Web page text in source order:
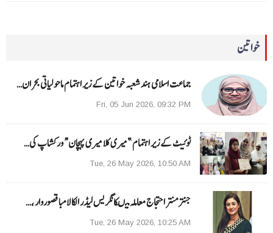
خواتین
جماعت اسلامی ہند شعبہ خواتین کے زیر اہتمام ماحولیاتی بحران…
Fri, 05 Jun 2026, 09:32 PM
ٹوئیٹ کے زیر اہتمام ”میری کلا میری پہچان“ ورکشاپ کی…
Tue, 26 May 2026, 10:50 AM
جنتر منتر احتجاج معاملہ میںکانگریس لیڈر الکا لامبا قصوروار ،…
Tue, 26 May 2026, 10:25 AM